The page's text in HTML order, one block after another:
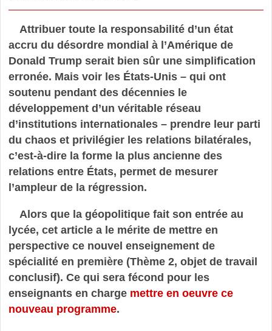
Attribuer toute la responsabilité d’un état
accru du désordre mondial à l’Amérique de
Donald Trump serait bien sûr une simplification
erronée. Mais voir les États-Unis – qui ont
soutenu pendant des décennies le
développement d’un véritable réseau
d’institutions internationales – prendre leur parti
du chaos et privilégier les relations bilatérales,
c’est-à-dire la forme la plus ancienne des
relations entre États, permet de mesurer
l’ampleur de la régression.
Alors que la géopolitique fait son entrée au
lycée, cet article a le mérite de mettre en
perspective ce nouvel enseignement de
spécialité en première (Thème 2, objet de travail
conclusif). Ce qui sera fécond pour les
enseignants en charge mettre en oeuvre ce
nouveau programme.